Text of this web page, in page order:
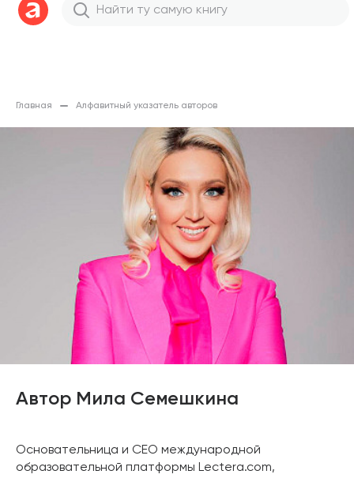
Главная Алфавитный указатель авторов
Автор Мила Семешкина
Основательница и CEO международной
образовательной платформы Lectera.com,